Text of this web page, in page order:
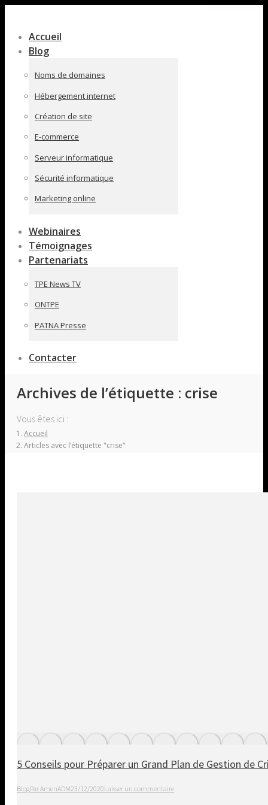
pleine
largeur
Accueil
Blog
Noms de domaines
Hébergement internet
Création de site
E-commerce
Serveur informatique
Sécurité informatique
Marketing online
Webinaires
Témoignages
Partenariats
TPE News TV
ONTPE
PATNA Presse
Contacter
Archives de l’étiquette : crise
Vous êtes ici :
Accueil
Articles avec l’étiquette "crise"
5 Conseils pour Préparer un Grand Plan de Gestion de
BlogParAmenADM23/12/2020Laisser un commentaire